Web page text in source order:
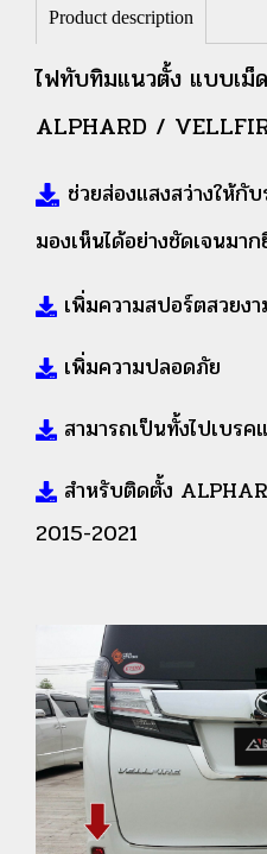
Product description
ไฟทับทิมแนวตั้ง แบบเม็
ALPHARD /
ช่วยส่องแสงสว่างให้กั
มองเห็นได้อย่างชัดเจนมา
เพิ่มความสปอร์ตสวยง
เพิ่มความปลอดภัย
สามารถเป็นทั้งไปเบรค
สำหรับติดตั้ง
2015-2021